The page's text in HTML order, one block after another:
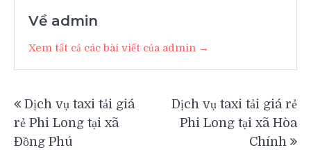
Về admin
Xem tất cả các bài viết của admin →
hướng
bài
Dịch vụ taxi tải giá
rẻ Phi Long tại xã
Đồng Phú
Dịch vụ taxi tải giá rẻ
Phi Long tại xã Hòa
Chính